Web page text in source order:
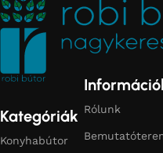
Kategóriák
Konyhabútor
Rólunk